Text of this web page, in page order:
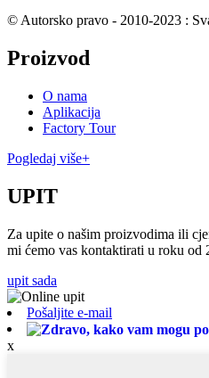
© Autorsko pravo - 2010-2023 :
Proizvod
O nama
Aplikacija
Factory Tour
Pogledaj više+
UPIT
Za upite o našim proizvodima ili
mi ćemo vas kontaktirati u roku od
upit sada
Pošaljite e-mail
x